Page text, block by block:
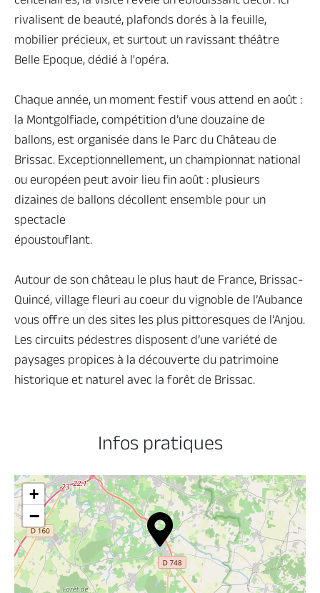
rivalisent de beauté, plafonds dorés à la feuille,
mobilier précieux, et surtout un ravissant théâtre
Belle Epoque, dédié à l'opéra.
Chaque année, un moment festif vous attend en août :
la Montgolfiade, compétition d’une douzaine de
ballons, est organisée dans le Parc du Château de
Brissac. Exceptionnellement, un championnat national
ou européen peut avoir lieu fin août : plusieurs
dizaines de ballons décollent ensemble pour un
spectacle
époustouflant.
Autour de son château le plus haut de France, Brissac-
Quincé, village fleuri au coeur du vignoble de l’Aubance
vous offre un des sites les plus pittoresques de l’Anjou.
Les circuits pédestres disposent d’une variété de
paysages propices à la découverte du patrimoine
historique et naturel avec la forêt de Brissac.
Infos pratiques
+
−